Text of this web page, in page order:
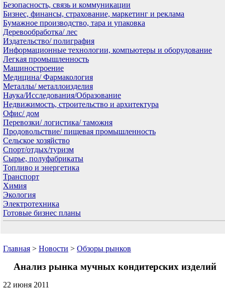
Безопасность, связь и коммуникации
Бизнес, финансы, страхование, маркетинг и реклама
Бумажное производство, тара и упаковка
Деревообработка/ лес
Издательство/ полиграфия
Информационные технологии, компьютеры и оборудование
Легкая промышленность
Машиностроение
Медицина/ Фармакология
Металлы/ металлоизделия
Наука/Исследования/Образование
Недвижимость, строительство и архитектура
Офис/ дом
Перевозки/ логистика/ таможня
Продовольствие/ пищевая промышленность
Сельское хозяйство
Спорт/отдых/туризм
Сырье, полуфабрикаты
Топливо и энергетика
Транспорт
Химия
Экология
Электротехника
Готовые бизнес планы
Главная > Новости > Обзоры рынков
Анализ рынка мучных кондитерских изделий
22 июня 2011